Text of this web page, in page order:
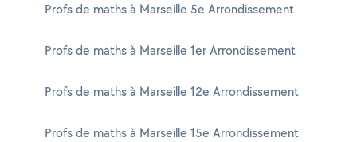
Profs de maths à Marseille 5e Arrondissement
Profs de maths à Marseille 1er Arrondissement
Profs de maths à Marseille 12e Arrondissement
Profs de maths à Marseille 15e Arrondissement